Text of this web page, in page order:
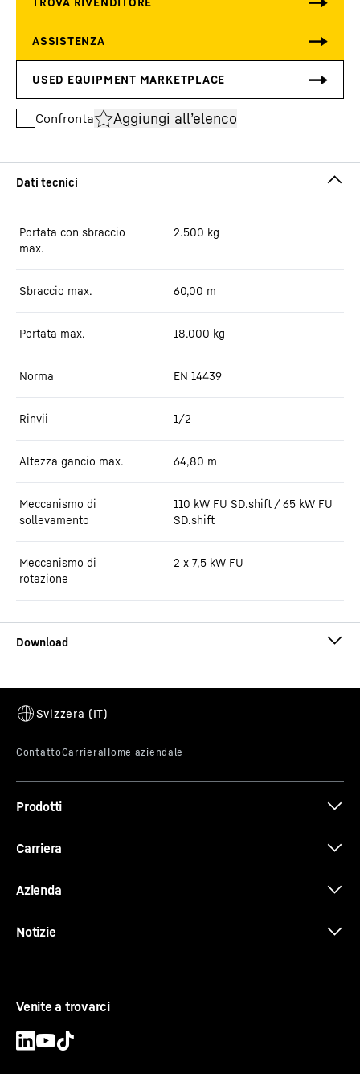
Confronta Aggiungi all’elenco
Portata con sbraccio
max.
2.500 kg
Sbraccio max. 60,00 m
Portata max. 18.000 kg
Norma EN 14439
Rinvii 1/2
Altezza gancio max. 64,80 m
Meccanismo di
sollevamento
110 kW FU SD.shift / 65 kW FU
SD.shift
Meccanismo di
rotazione
2 x 7,5 kW FU
Prodotti
Carriera
Azienda
Notizie
Venite a trovarci